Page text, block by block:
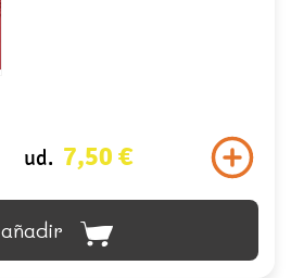
ud. 7,50 €
añadir